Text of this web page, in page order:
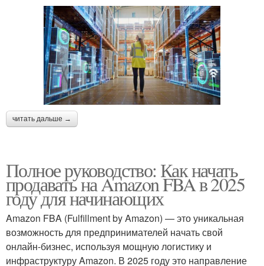
читать дальше →
Полное руководство: Как начать
продавать на Amazon FBA в 2025
году для начинающих
Amazon FBA (Fulfillment by Amazon) — это уникальная
возможность для предпринимателей начать свой
онлайн-бизнес, используя мощную логистику и
инфраструктуру Amazon. В 2025 году это направление